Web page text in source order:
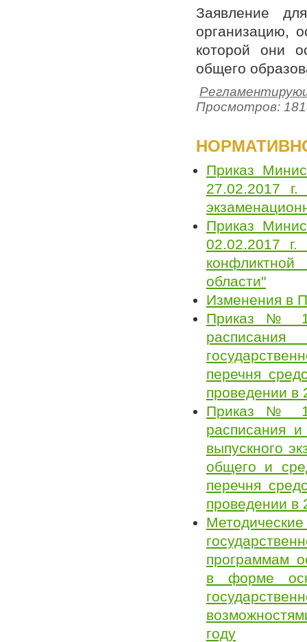
Заявление
организацию,
которой они
общего
Просмотров:
Приказ
27.02.2017
Приказ
02.02.2017
конфликтной
области"
Изменения в
Приказ №
расписания
перечня
проведении в
Приказ №
расписания и
выпускного
общего и
перечня
проведении в
программам
в форме
году